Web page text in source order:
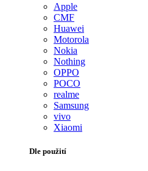
Apple
CMF
Huawei
Motorola
Nokia
Nothing
OPPO
POCO
realme
Samsung
vivo
Xiaomi
Dle použití